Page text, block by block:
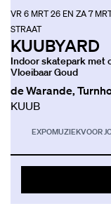
KUUBYARD
Indoor skatepark met
Vloeibaar Goud
STRAAT
VR 6 MRT 26 EN ZA 7
de Warande,
KUUB
EXPOMUZIEKVOOR